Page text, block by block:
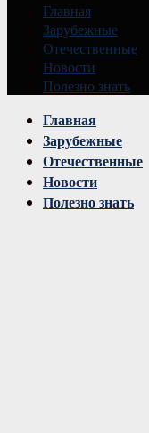
Главная
Зарубежные
Отечественные
Новости
Полезно знать
Главная
Зарубежные
Отечественные
Новости
Полезно знать